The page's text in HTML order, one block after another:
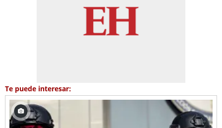
Te puede interesar: